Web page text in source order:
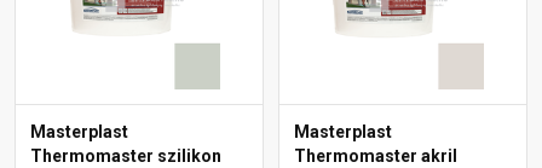
Masterplast
Thermomaster szilikon
Masterplast
Thermomaster akril